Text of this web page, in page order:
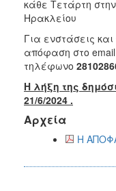
κάθε Τετάρτη
Ηρακλείου
Για ενστάσεις
απόφαση στο email
τηλέφωνο
Η λήξη της
21/6/2024 .
Αρχεία
Η